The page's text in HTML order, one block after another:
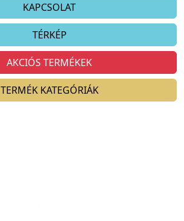
KAPCSOLAT
TÉRKÉP
AKCIÓS TERMÉKEK
TERMÉK KATEGÓRIÁK